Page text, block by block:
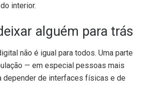
interior.
alguém para trás
não é igual para todos. Uma parte
— em especial pessoas mais
depender de interfaces físicas e de